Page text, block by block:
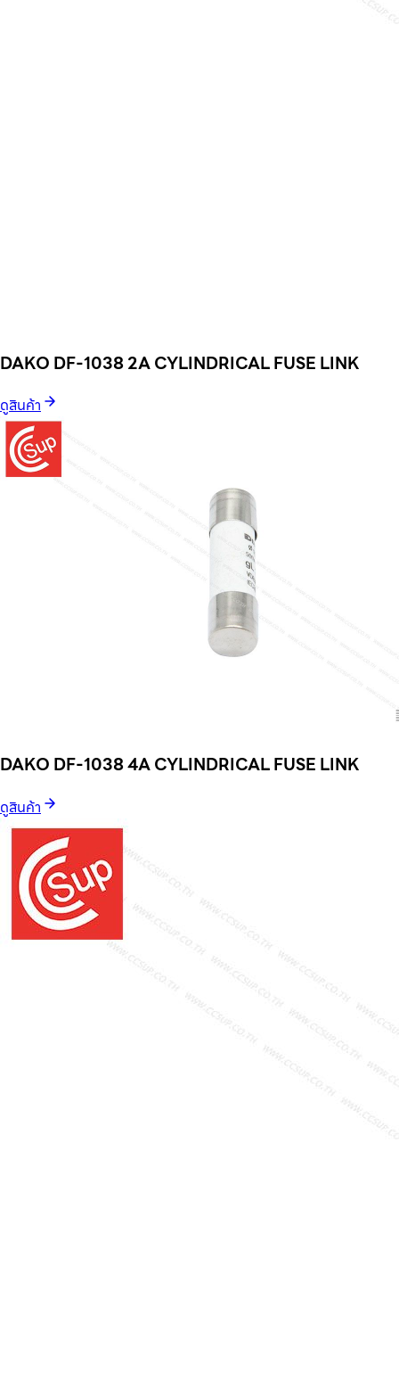
DAKO DF-1038 2A CYLINDRICAL FUSE LINK
ดูสินค้า
DAKO DF-1038 4A CYLINDRICAL FUSE LINK
ดูสินค้า